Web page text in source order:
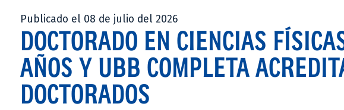
Publicado el 08 de julio del 2026
DOCTORADO EN CIENCIAS
AÑOS Y UBB COMPLETA
DOCTORADOS